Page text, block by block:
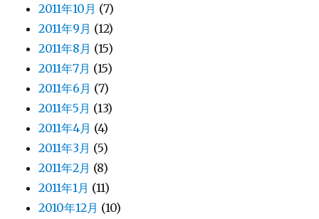
2011年10月 (7)
2011年9月 (12)
2011年8月 (15)
2011年7月 (15)
2011年6月 (7)
2011年5月 (13)
2011年4月 (4)
2011年3月 (5)
2011年2月 (8)
2011年1月 (11)
2010年12月 (10)